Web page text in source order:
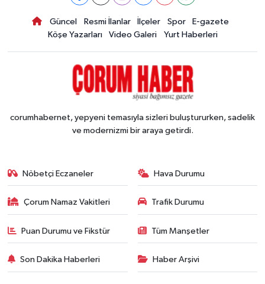
Güncel Resmi İlanlar İlçeler Spor
E-gazete
Köşe Yazarları
Video Galeri Yurt Haberleri
corumhabernet, yepyeni temasıyla sizleri buluştururken, sadelik
ve modernizmi bir araya getirdi.
Nöbetçi Eczaneler Hava Durumu
Çorum Namaz Vakitleri Trafik Durumu
Puan Durumu ve Fikstür Tüm Manşetler
Son Dakika Haberleri Haber Arşivi